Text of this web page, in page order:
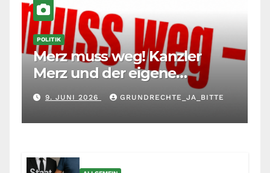
POLITIK
Merz muss weg! Kanzler
Merz und der eigene
Maßstab: Wer andere richtet,
muss sich selbst richten
9. JUNI 2026 GRUNDRECHTE_JA_BITTE